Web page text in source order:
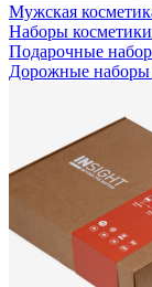
Мужская
Наборы косметики
Подарочные
Дорожные наборы